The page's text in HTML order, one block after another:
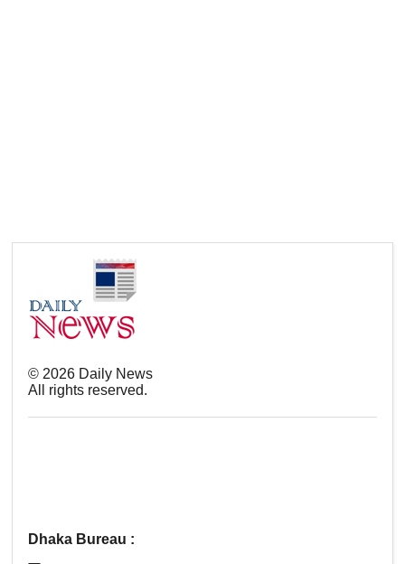
© 2026 Daily News
All rights reserved.
Dhaka Bureau :